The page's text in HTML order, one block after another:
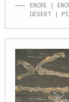
ENCRE |
DÉSERT |